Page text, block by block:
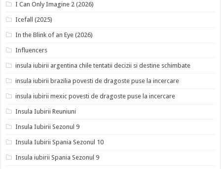
I Can Only Imagine 2 (2026)
Icefall (2025)
In the Blink of an Eye (2026)
Influencers
insula iubirii argentina chile tentatii decizii si destine schimbate
insula iubirii brazilia povesti de dragoste puse la incercare
insula iubirii mexic povesti de dragoste puse la incercare
Insula Iubirii Reuniuni
Insula Iubirii Sezonul 9
Insula Iubirii Spania Sezonul 10
Insula iubirii Spania Sezonul 9